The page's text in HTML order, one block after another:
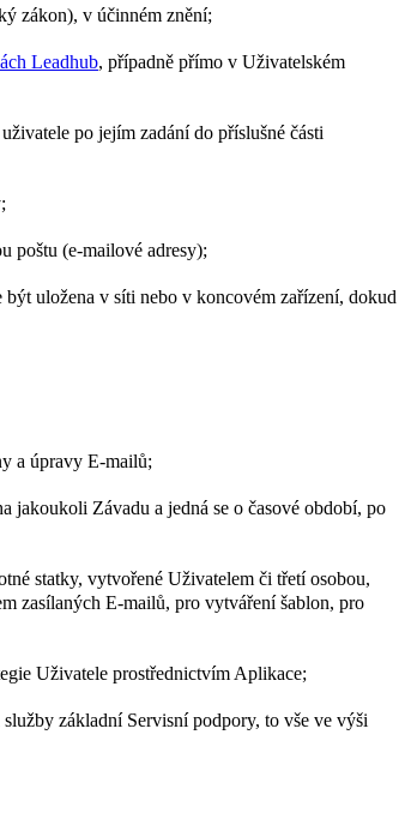
zákon), v účinném znění;
Leadhub, případně přímo v Uživatelském
po jejím zadání do příslušné části
poštu (e-mailové adresy);
uložena v síti nebo v koncovém zařízení, dokud
a úpravy E-mailů;
jakoukoli Závadu a jedná se o časové období, po
statky, vytvořené Uživatelem či třetí osobou,
zasílaných E-mailů, pro vytváření šablon, pro
Uživatele prostřednictvím Aplikace;
základní Servisní podpory, to vše ve výši